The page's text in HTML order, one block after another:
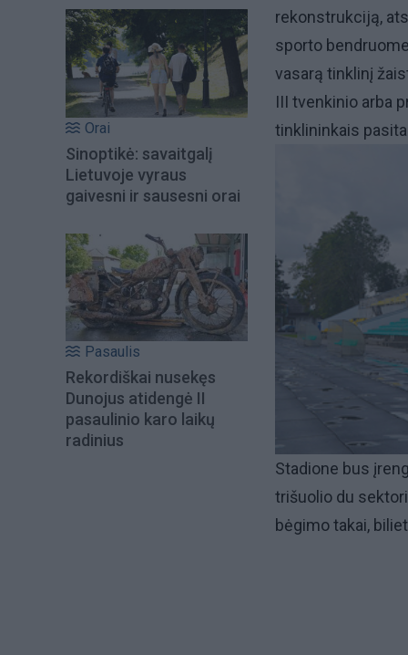
Orai
Sinoptikė: savaitgalį
Lietuvoje vyraus
gaivesni ir sausesni orai
Pasaulis
Rekordiškai nusekęs
Dunojus atidengė II
pasaulinio karo laikų
radinius
rekonstrukciją,
sporto
vasarą tinklinį
III tvenkinio arba
tinklininkais
Stadione bus
trišuolio du
bėgimo takai,